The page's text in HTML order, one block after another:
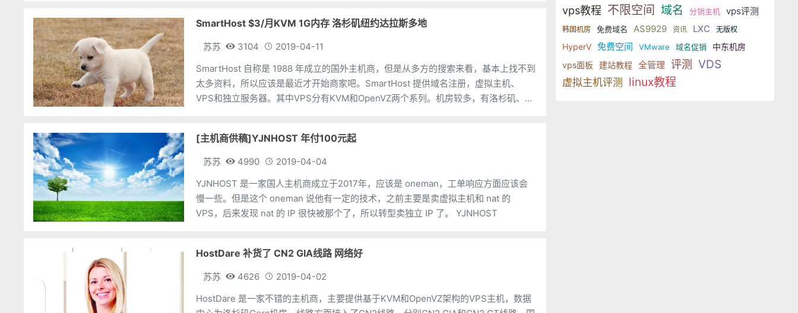
SmartHost $3/月KVM 1G内存 洛杉矶纽约达拉斯多地
苏苏 3104
2019-04-11
SmartHost 自称是 1988 年成立的国外主机商，但是从多方的搜索来看，基本上找不到
太多资料，所以应该是最近才开始商家吧。SmartHost 提供域名注册，虚拟主机、
VPS和独立服务器。其中VPS分有KVM和OpenVZ两个系列。机房较多，有洛杉矶、达
[主机商供稿]YJNHOST 年付100元起
苏苏 4990
2019-04-04
YJNHOST 是一家国人主机商成立于2017年，应该是 oneman，工单响应方面应该会
慢一些。但是这个 oneman 说他有一定的技术，之前主要是卖虚拟主机和 nat 的
VPS，后来发现 nat 的 IP 很快被那个了，所以转型卖独立 IP 了。 YJNHOST
HostDare 补货了 CN2 GIA线路 网络好
苏苏 4626
2019-04-02
HostDare 是一家不错的主机商，主要提供基于KVM和OpenVZ架构的VPS主机，数据
vps教程 不限空间 域名 分销主机 vps评测
韩国机房 免费域名 AS9929 资讯 LXC 无版权
HyperV 免费空间 VMware 域名促销
中东机房
vps面板
建站教程 全管理 评测 VDS
虚拟主机评测 linux教程